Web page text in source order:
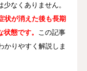
なくありません。
状が消えた後も長期
態です。
この記事
かりやすく解説しま